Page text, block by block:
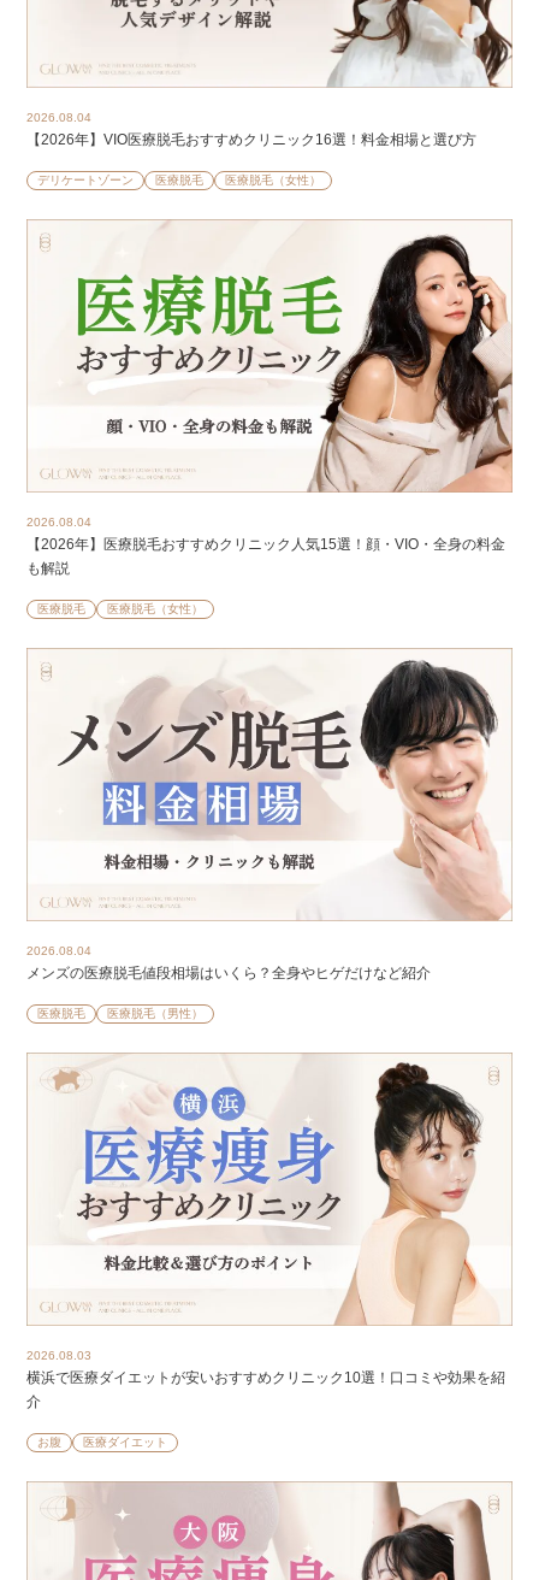
2026.08.04
【2026年】VIO医療脱毛おすすめクリニック16選！料金相場と選び方
デリケートゾーン 医療脱毛 医療脱毛（女性）
2026.08.04
【2026年】医療脱毛おすすめクリニック人気15選！顔・VIO・全身の料金
も解説
医療脱毛 医療脱毛（女性）
2026.08.04
メンズの医療脱毛値段相場はいくら？全身やヒゲだけなど紹介
医療脱毛 医療脱毛（男性）
2026.08.03
横浜で医療ダイエットが安いおすすめクリニック10選！口コミや効果を紹
介
お腹 医療ダイエット